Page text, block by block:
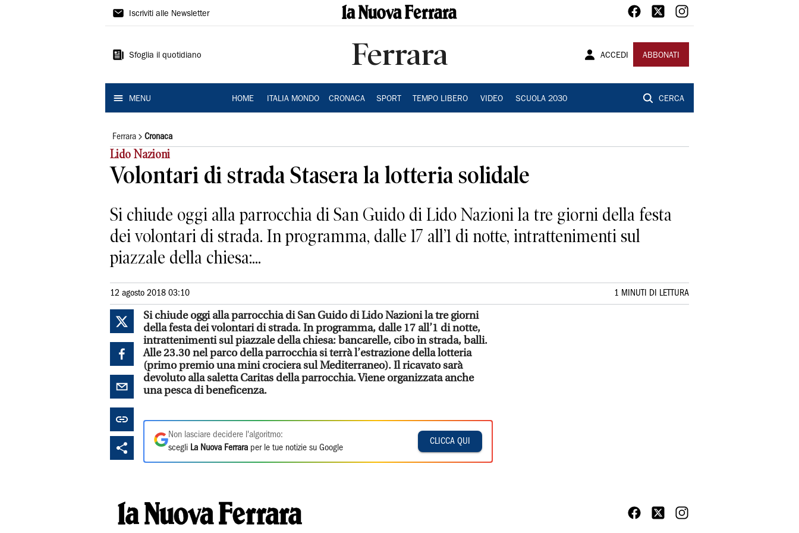
La
Ferrara
Iscriviti alle Newsletter
Sfoglia il quotidiano Ferrara ACCEDI ABBONATI
MENU HOME ITALIA MONDO CRONACA SPORT TEMPO LIBERO VIDEO SCUOLA 2030 CERCA
Ferrara Cronaca
Lido Nazioni
Volontari di strada Stasera la lotteria solidale
Si chiude oggi alla parrocchia di San Guido di Lido Nazioni la tre giorni della festa
dei volontari di strada. In programma, dalle 17 all’1 di notte, intrattenimenti sul
piazzale della chiesa:...
12 agosto 2018 03:10 1 MINUTI DI LETTURA
Si chiude oggi alla parrocchia di San Guido di Lido Nazioni la tre giorni
della festa dei volontari di strada. In programma, dalle 17 all’1 di notte,
intrattenimenti sul piazzale della chiesa: bancarelle, cibo in strada, balli.
Alle 23.30 nel parco della parrocchia si terrà l’estrazione della lotteria
(primo premio una mini crociera sul Mediterraneo). Il ricavato sarà
devoluto alla saletta Caritas della parrocchia. Viene organizzata anche
una pesca di beneficenza.
Non lasciare decidere l'algoritmo:
scegli La Nuova Ferrara per le tue notizie su Google
CLICCA QUI